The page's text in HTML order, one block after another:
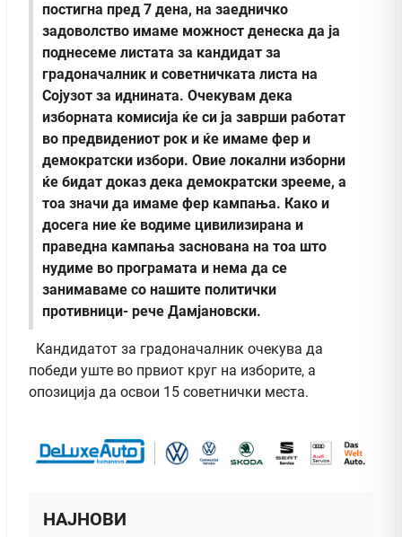
постигна пред 7 дена, на заедничко
задоволство имаме можност денеска да ја
поднесеме листата за кандидат за
градоначалник и советничката листа на
Сојузот за иднината. Очекувам дека
изборната комисија ќе си ја заврши работат
во предвидениот рок и ќе имаме фер и
демократски избори. Овие локални изборни
ќе бидат доказ дека демократски зрееме, а
тоа значи да имаме фер кампања. Како и
досега ние ќе водиме цивилизирана и
праведна кампања заснована на тоа што
нудиме во програмата и нема да се
занимаваме со нашите политички
противници- рече Дамјановски.
Кандидатот за градоначалник очекува да
победи уште во првиот круг на изборите, а
опозиција да освои 15 советнички места.
НАЈНОВИ